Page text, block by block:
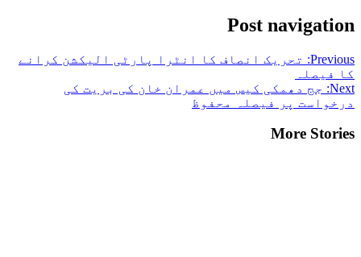
Post navigation
Previous:
تحریک انصاف کا انٹرا پارٹی الیکشن کرانے
کا فیصلہ
Next: جج دھمکی کیس میں عمران خان کی بریت کی
درخواست پر فیصلہ محفوظ
More Stories